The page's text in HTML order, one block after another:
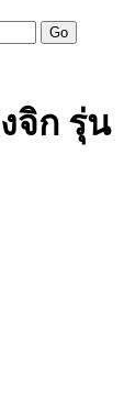
Go
จิก รุ่น